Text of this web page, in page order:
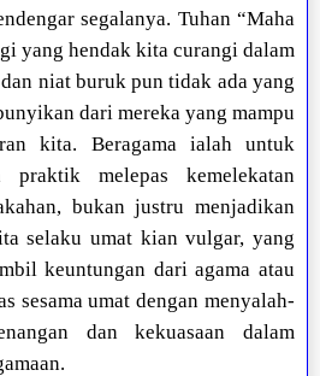
segalanya. Tuhan “Maha
yang hendak kita curangi dalam
niat buruk pun tidak ada yang
dari mereka yang mampu
kita. Beragama ialah untuk
praktik melepas kemelekatan
bukan justru menjadikan
selaku umat kian vulgar, yang
keuntungan dari agama atau
sesama umat dengan menyalah-
dan kekuasaan dalam